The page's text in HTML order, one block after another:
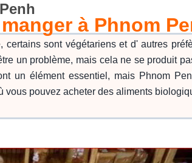
à Phnom
sont végétariens et d' autres
un problème, mais cela ne se produit
un élément essentiel, mais Phnom
pouvez acheter des aliments